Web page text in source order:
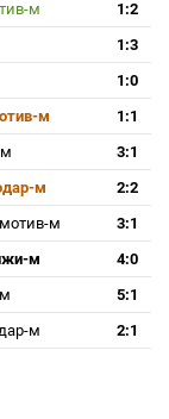
м
1:2
1:3
1:0
м
1:1
3:1
м
2:2
м
3:1
м
4:0
5:1
м 2:1